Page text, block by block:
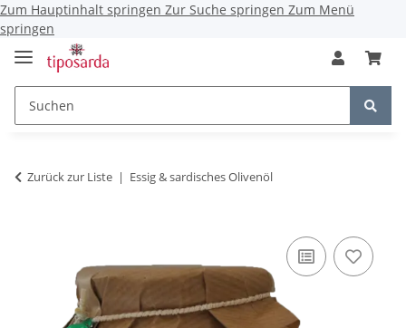
Zum Hauptinhalt springen Zur Suche springen Zum Menü
springen
Zurück zur Liste Essig & sardisches Olivenöl